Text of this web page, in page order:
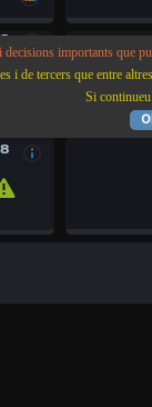
decisions importants que
i de tercers que entre
Si continueu